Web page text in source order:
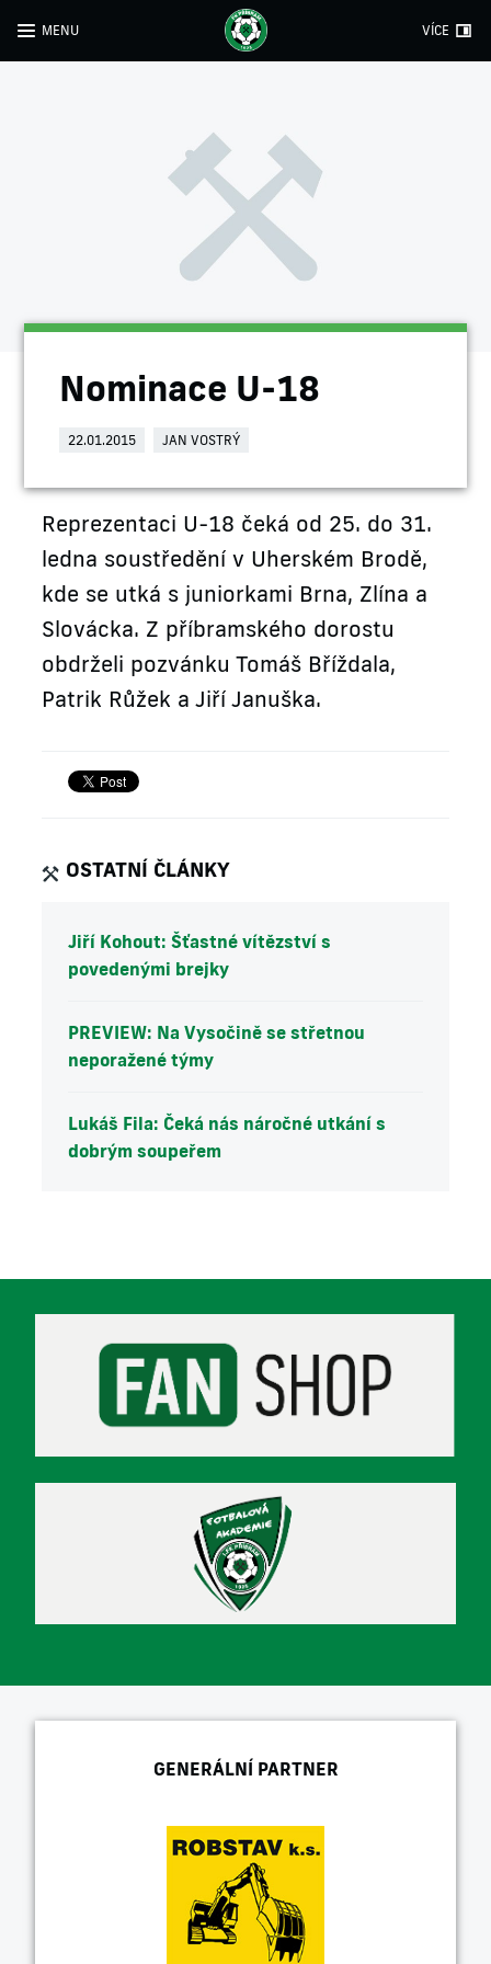
MENU VÍCE
Nominace U-18
22.01.2015 JAN VOSTRÝ
Reprezentaci U-18 čeká od 25. do 31.
ledna soustředění v Uherském Brodě,
kde se utká s juniorkami Brna, Zlína a
Slovácka. Z příbramského dorostu
obdrželi pozvánku Tomáš Bříždala,
Patrik Růžek a Jiří Januška.
OSTATNÍ ČLÁNKY
Jiří Kohout: Šťastné vítězství s
povedenými brejky
PREVIEW: Na Vysočině se střetnou
neporažené týmy
Lukáš Fila: Čeká nás náročné utkání s
dobrým soupeřem
GENERÁLNÍ PARTNER